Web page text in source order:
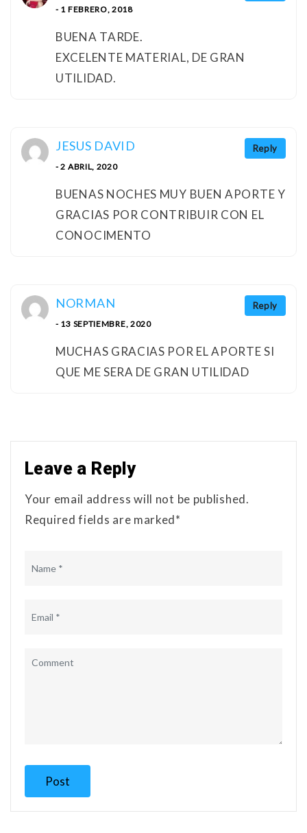
- 1 FEBRERO, 2018
BUENA TARDE.
EXCELENTE MATERIAL, DE GRAN
UTILIDAD.
Reply
JESUS DAVID
- 2 ABRIL, 2020
BUENAS NOCHES MUY BUEN APORTE Y
GRACIAS POR CONTRIBUIR CON EL
CONOCIMENTO
Reply
NORMAN
- 13 SEPTIEMBRE, 2020
MUCHAS GRACIAS POR EL APORTE SI
QUE ME SERA DE GRAN UTILIDAD
Leave a Reply
Your email address will not be published.
Required fields are marked*